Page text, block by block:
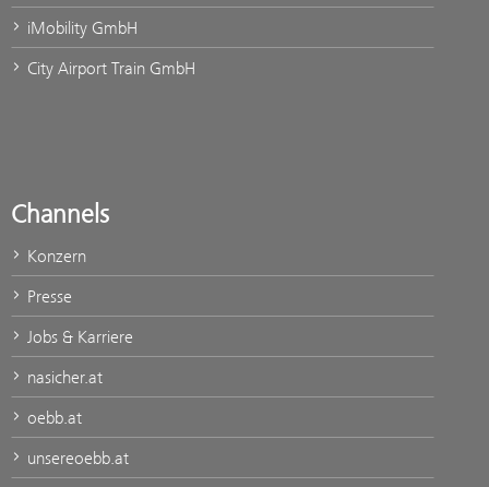
iMobility GmbH
City Airport Train GmbH
Channels
Konzern
Presse
Jobs & Karriere
nasicher.at
oebb.at
unsereoebb.at